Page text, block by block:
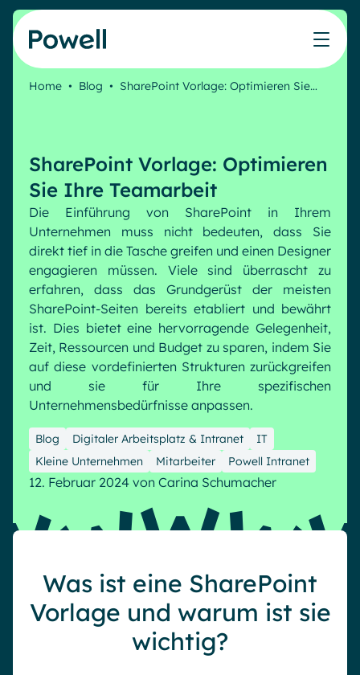
Skip to content
HR Plattform
Interne Kommunikation
Interne Kommunikation
Employee Journey & Engagement
Virtuelles Büro
AI Augmented Digital Workplace
Plattform für digitale Zusammenarbeit
Digital Hub
Wissensbasis
Effizientes Wissensmanagement am Arbeitsplatz
Produkte
Ihre MS-Governance-Lösung
Intranet-Funktionen
Analytische
Erweiterte Anpassung und Design
Generative KI
Sicherheit und Compliance
Partner
Treten Sie dem Expertennetzwerk von Powell bei
Finden Sie den besten Verbündeten, um Ihr Intranet-
Projekt zum Erfolg zu führen
Microsoft x Powell = ♡
Microsoft Gold Partner
Zertifizierter Microsoft-Experte
Ressourcen
Webinare
Veranstaltungen
Ressourcen
White papers
Success stories
Unsere Kunden
Home • Blog • SharePoint Vorlage: Optimieren Sie…
SharePoint Vorlage: Optimieren
Sie Ihre Teamarbeit
Die Einführung von SharePoint in Ihrem
Unternehmen muss nicht bedeuten, dass Sie
direkt tief in die Tasche greifen und einen Designer
engagieren müssen. Viele sind überrascht zu
erfahren, dass das Grundgerüst der meisten
SharePoint-Seiten bereits etabliert und bewährt
ist. Dies bietet eine hervorragende Gelegenheit,
Zeit, Ressourcen und Budget zu sparen, indem Sie
auf diese vordefinierten Strukturen zurückgreifen
und sie für Ihre spezifischen
Unternehmensbedürfnisse anpassen.
Blog Digitaler Arbeitsplatz & Intranet
IT
Kleine Unternehmen
Mitarbeiter Powell Intranet
12. Februar 2024 von Carina Schumacher
Was ist eine SharePoint
Vorlage und warum ist sie
wichtig?